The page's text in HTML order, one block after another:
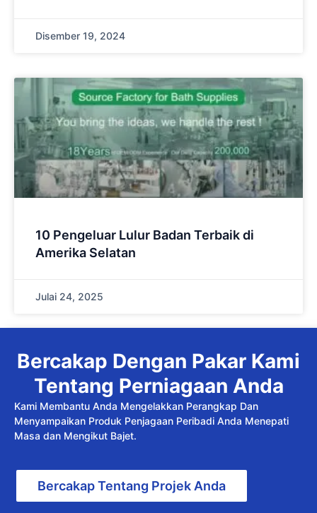
Disember 19, 2024
10 Pengeluar Lulur Badan Terbaik di
Amerika Selatan
Julai 24, 2025
Bercakap Dengan Pakar Kami
Tentang Perniagaan Anda
Kami Membantu Anda Mengelakkan Perangkap Dan
Menyampaikan Produk Penjagaan Peribadi Anda Menepati
Masa dan Mengikut Bajet.
Bercakap Tentang Projek Anda